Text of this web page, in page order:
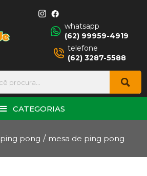
whatsapp
(62) 99959-4919
telefone
(62) 3287-5588
CATEGORIAS
ping pong / mesa de ping pong